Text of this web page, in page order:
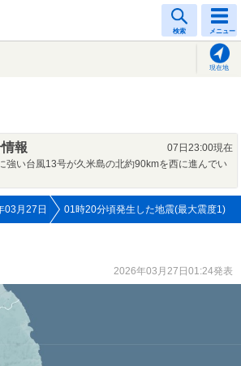
検索 メニュー
現在地
報
07日23:00現在
強い台風13号が久米島の北約90kmを西に進んでい
03月27日 01時20分頃発生した地震(最大震度1)
2026年03月27日01:24発表